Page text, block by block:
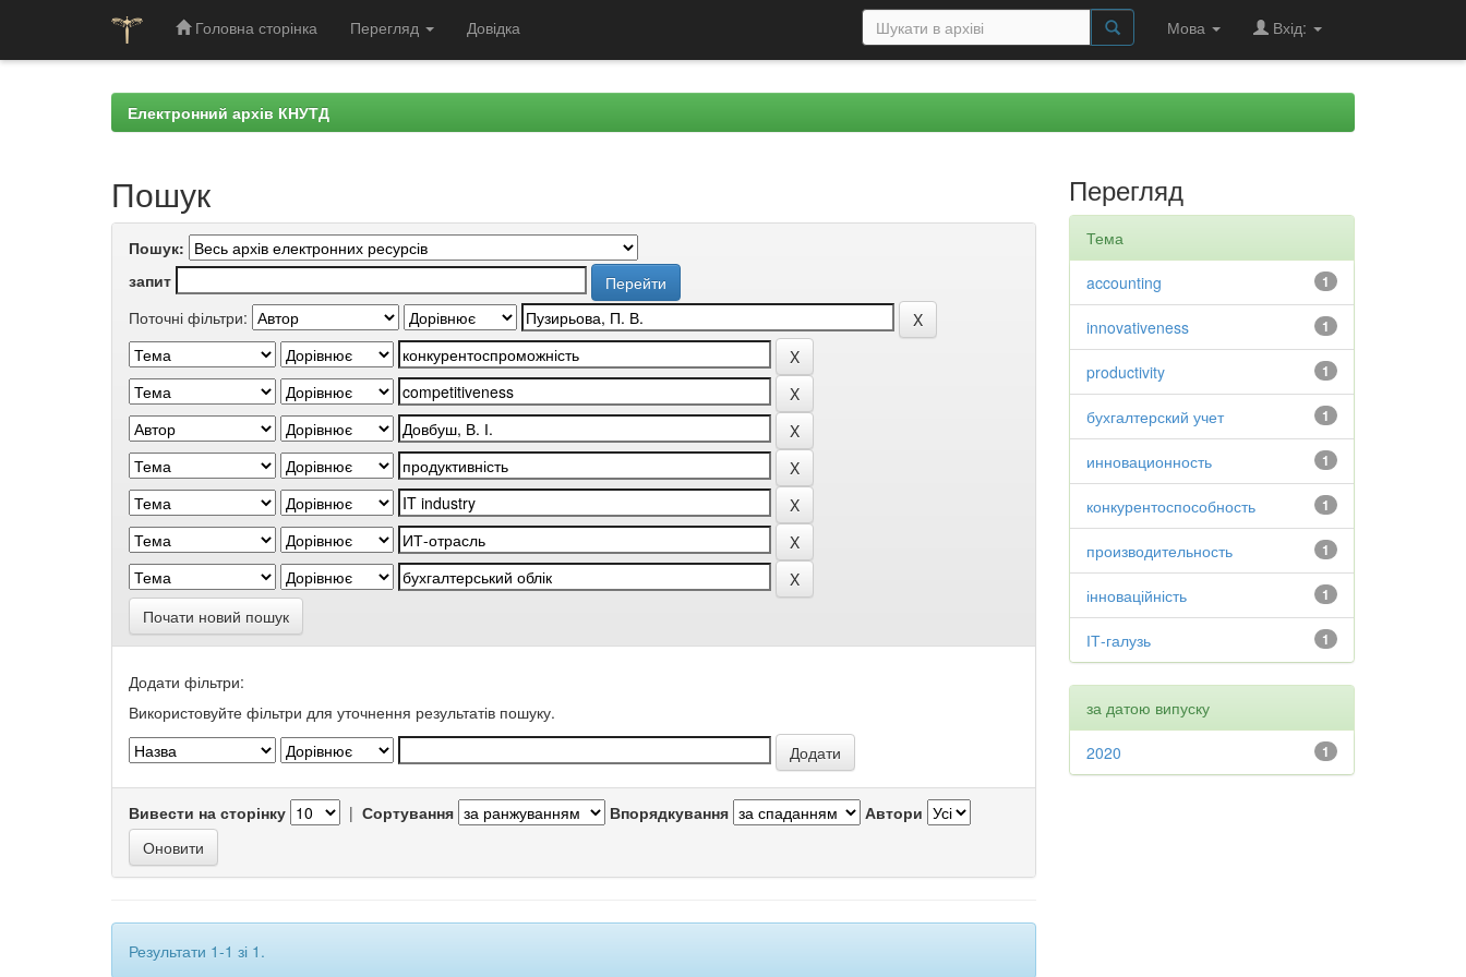
Головна сторінка Перегляд Довідка Мова Вхід:
Електронний архів КНУТД
Пошук
Пошук:
запит
Поточні фільтри:
Почати новий пошук
Додати фільтри:
Використовуйте фільтри для уточнення результатів пошуку.
Вивести на сторінку | Сортування Впорядкування Автори
Результати 1-1 зі 1.
Перегляд
Тема
1
accounting
1
innovativeness
1
productivity
1
бухгалтерский учет
1
инновационность
1
конкурентоспособность
1
производительность
1
інноваційність
1
ІТ-галузь
за датою випуску
1
2020